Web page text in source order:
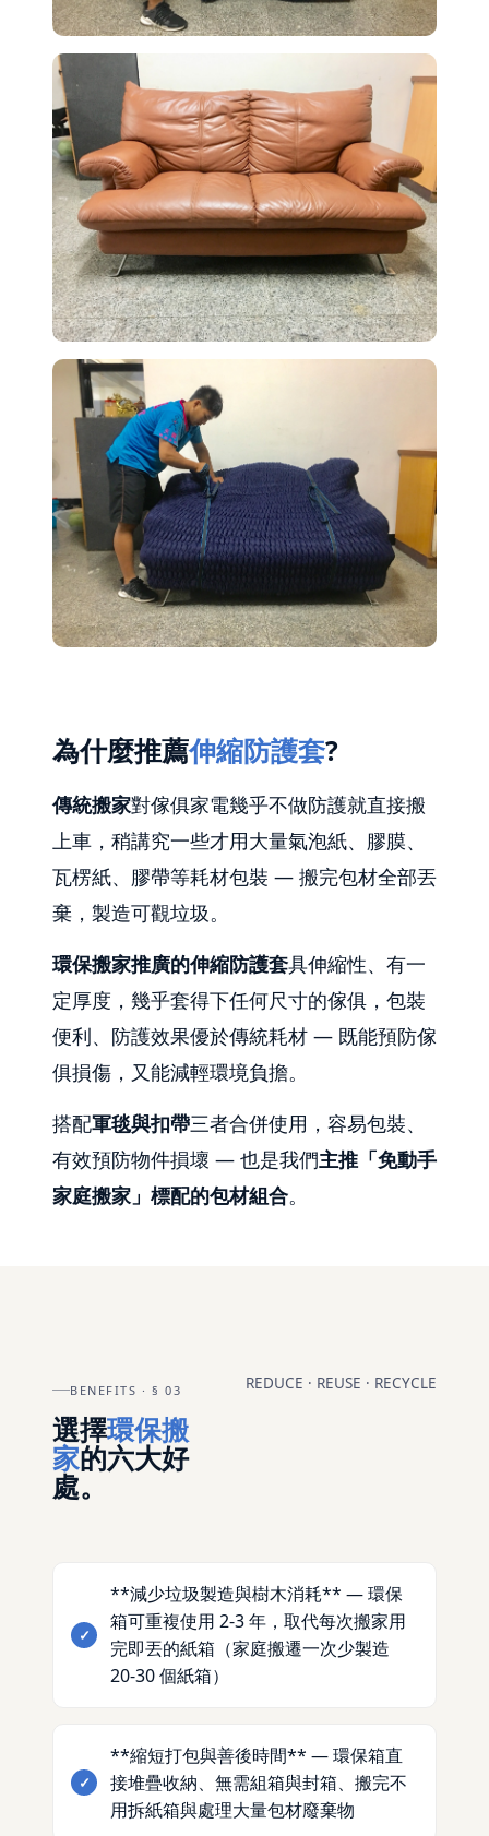
為什麼推薦伸縮防護套?
傳統搬家對傢俱家電幾乎不做防護就直接搬
上車，稍講究一些才用大量氣泡紙、膠膜、
瓦楞紙、膠帶等耗材包裝 — 搬完包材全部丟
棄，製造可觀垃圾。
環保搬家推廣的伸縮防護套具伸縮性、有一
定厚度，幾乎套得下任何尺寸的傢俱，包裝
便利、防護效果優於傳統耗材 — 既能預防傢
俱損傷，又能減輕環境負擔。
搭配軍毯與扣帶三者合併使用，容易包裝、
有效預防物件損壞 — 也是我們主推「免動手
家庭搬家」標配的包材組合。
BENEFITS · § 03
選擇環保搬
家的六大好
處。
REDUCE · REUSE · RECYCLE
**減少垃圾製造與樹木消耗** — 環保
箱可重複使用 2-3 年，取代每次搬家用
完即丟的紙箱（家庭搬遷一次少製造
20-30 個紙箱）
**縮短打包與善後時間** — 環保箱直
接堆疊收納、無需組箱與封箱、搬完不
用拆紙箱與處理大量包材廢棄物